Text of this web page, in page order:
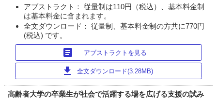
アブストラクト： 従量制は110円（税込）、基本料金制
は基本料金に含まれます。
全文ダウンロード： 従量制、基本料金制の方共に770円
(税込) です。
article アブストラクトを見る
download 全文ダウンロード(3.28MB)
高齢者大学の卒業生が社会で活躍する場を広げる支援の試み